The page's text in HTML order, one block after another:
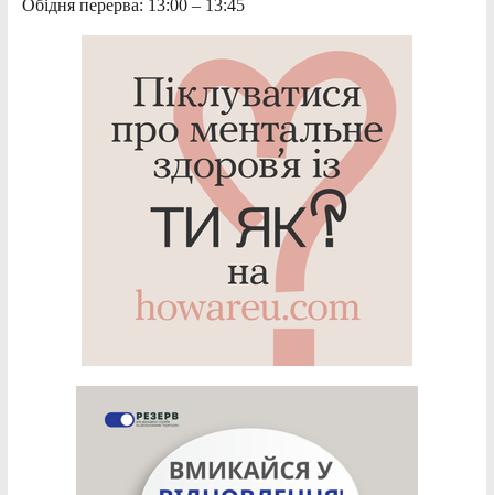
Обідня перерва: 13:00 – 13:45